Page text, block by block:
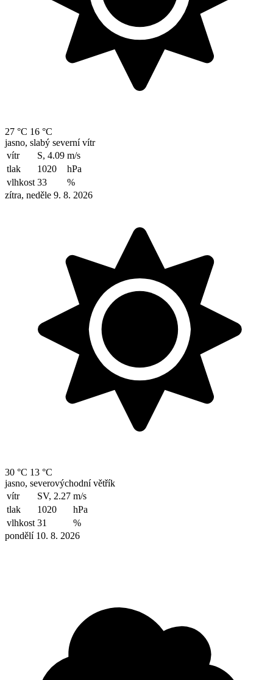
27 °C 16 °C
jasno, slabý severní vítr
vítr
S, 4.09 m/s
tlak
1020
hPa
vlhkost 33
%
zítra, neděle 9. 8. 2026
30 °C 13 °C
jasno, severovýchodní větřík
vítr
SV, 2.27 m/s
tlak
1020
hPa
vlhkost 31
%
pondělí 10. 8. 2026